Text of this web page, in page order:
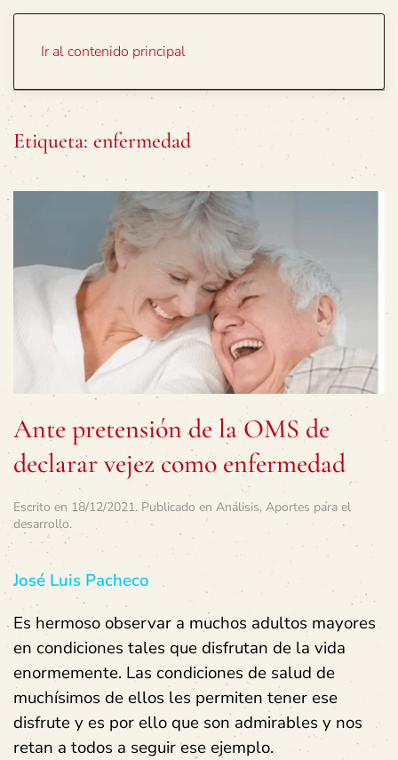
Ir al contenido principal
Etiqueta: enfermedad
Ante pretensión de la OMS de
declarar vejez como enfermedad
Escrito en 18/12/2021. Publicado en Análisis, Aportes para el
desarrollo.
José Luis Pacheco
Es hermoso observar a muchos adultos mayores
en condiciones tales que disfrutan de la vida
enormemente. Las condiciones de salud de
muchísimos de ellos les permiten tener ese
disfrute y es por ello que son admirables y nos
retan a todos a seguir ese ejemplo.